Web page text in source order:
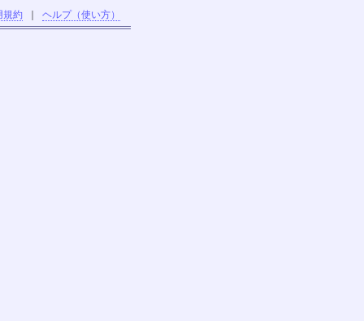
規約 ヘルプ（使い方）